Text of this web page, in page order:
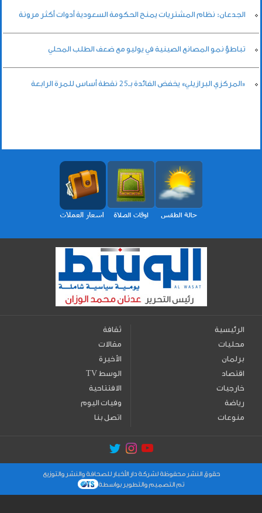
الجدعان: نظام المشتريات يمنح الحكومة السعودية أدوات أكثر مرونة
تباطؤ نمو المصانع الصينية في يوليو مع ضعف الطلب المحلي
«المركزي البرازيلي» يخفض الفائدة بـ25 نقطة أساس للمرة الرابعة
الرئيسية
محليات
برلمان
اقتصاد
خارجيات
رياضة
منوعات
ثقافة
مقالات
الأخيرة
TV الوسط
الافتتاحية
وفيات اليوم
اتصل بنا
حقوق النشر محفوظة لشركة دار الأخبار للصحافة والنشر والتوزيع
تم التصميم والتطوير بواسطة